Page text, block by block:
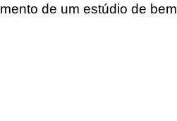
de um estúdio de